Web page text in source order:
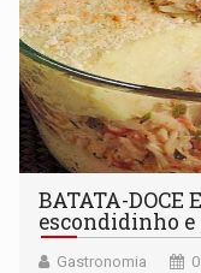
BATATA-DOCE
escondidinho
Gastronomia